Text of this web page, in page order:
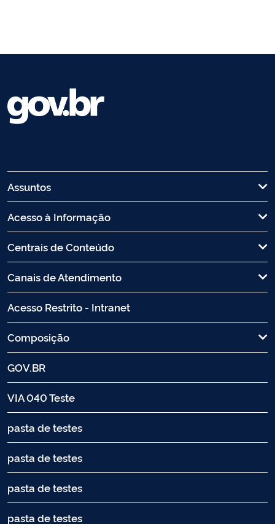
Assuntos
Acesso à Informação
Centrais de Conteúdo
Canais de Atendimento
Acesso Restrito - Intranet
Composição
GOV.BR
VIA 040 Teste
pasta de testes
pasta de testes
pasta de testes
pasta de testes